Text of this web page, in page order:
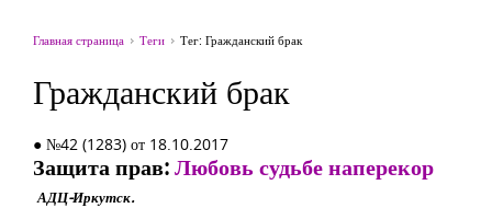
Главная страница Теги Тег: Гражданский брак
Гражданский брак
● №42 (1283) от 18.10.2017
Защита прав:Любовь судьбе наперекор
АДЦ-Иркутск.